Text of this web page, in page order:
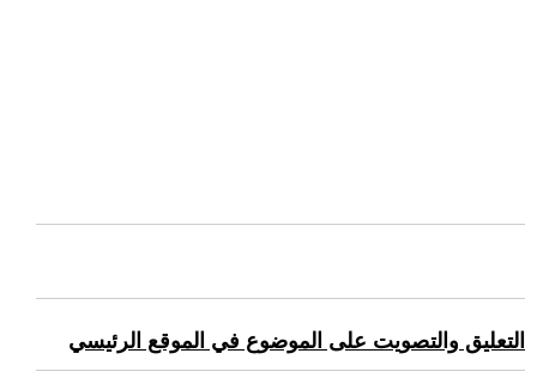
التعليق والتصويت على الموضوع في الموقع الرئيسي